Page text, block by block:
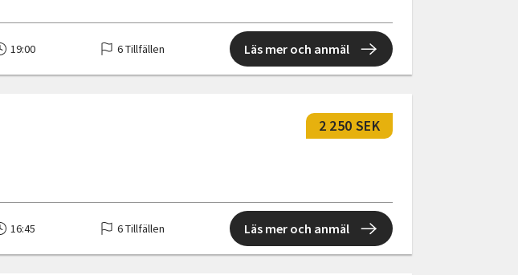
19:00 6 Tillfällen Läs mer och anmäl
2 250 SEK
16:45 6 Tillfällen Läs mer och anmäl